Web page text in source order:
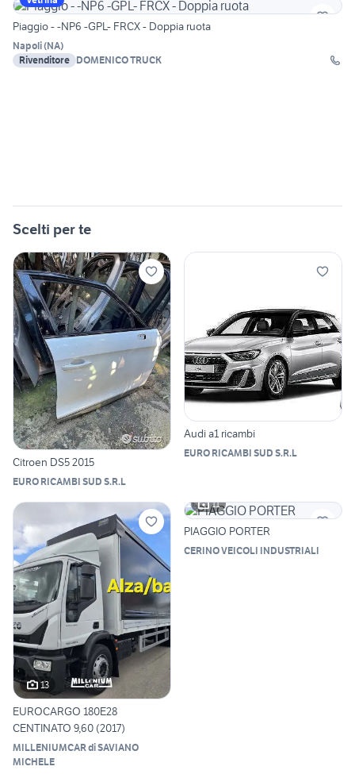
Piaggio - -NP6 -GPL- FRCX - Doppia ruota
Napoli(NA)
Rivenditore DOMENICO TRUCK
Scelti per te
Citroen DS5 2015
EURO RICAMBI SUD S.R.L
Audi a1 ricambi
EURO RICAMBI SUD S.R.L
13
EUROCARGO 180E28
CENTINATO 9,60 (2017)
MILLENIUMCAR di SAVIANO
MICHELE
11
PIAGGIO PORTER
CERINO VEICOLI INDUSTRIALI